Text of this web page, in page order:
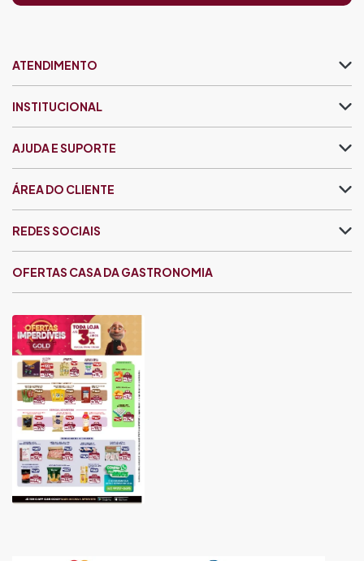
ATENDIMENTO
INSTITUCIONAL
AJUDA E SUPORTE
ÁREA DO CLIENTE
OFERTAS CASA DA GASTRONOMIA
REDES SOCIAIS